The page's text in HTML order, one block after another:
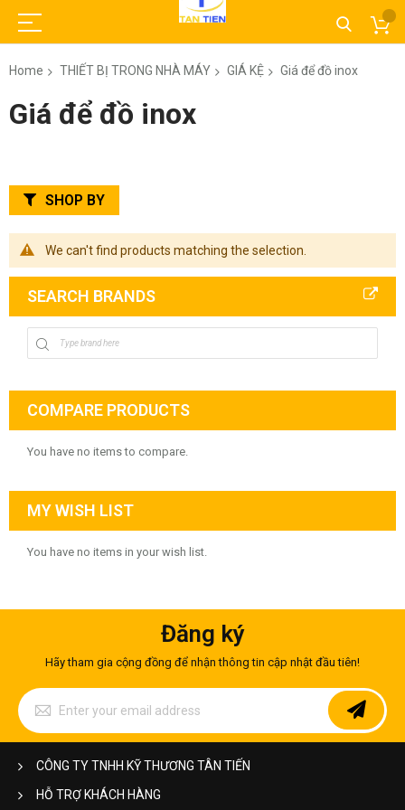
Home THIẾT BỊ TRONG NHÀ MÁY GIÁ KỆ Giá để đồ inox
Giá để đồ inox
We can't find products matching the selection.
SHOP BY
SEARCH BRANDS
COMPARE PRODUCTS
You have no items to compare.
MY WISH LIST
You have no items in your wish list.
Đăng ký
Hãy tham gia cộng đồng để nhận thông tin cập nhật đầu tiên!
Sign
Up
for
Our
Newsletter:
CÔNG TY TNHH KỸ THƯƠNG TÂN TIẾN
HỖ TRỢ KHÁCH HÀNG